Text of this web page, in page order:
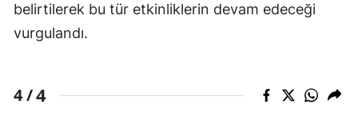
belirtilerek bu tür etkinliklerin devam edeceği
vurgulandı.
4 /4